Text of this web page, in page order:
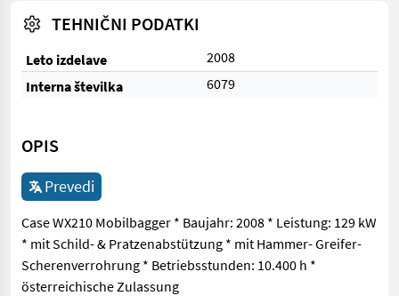
TEHNIČNI PODATKI
Leto izdelave
2008
Interna številka
6079
OPIS
Prevedi
Case WX210 Mobilbagger * Baujahr: 2008 * Leistung: 129 kW
* mit Schild- & Pratzenabstützung * mit Hammer- Greifer-
Scherenverrohrung * Betriebsstunden: 10.400 h *
österreichische Zulassung